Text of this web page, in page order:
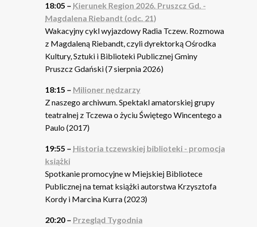
18:05 – Kierunek Region 2026. Pruszcz Gd. -
Magdalena Riebandt (odc. 21)
Wakacyjny cykl wyjazdowy Radia Tczew. Rozmowa
z Magdaleną Riebandt, czyli dyrektorką Ośrodka
Kultury, Sztuki i Biblioteki Publicznej Gminy
Pruszcz Gdański (7 sierpnia 2026)
18:15 – Milioner nędzarzy
Z naszego archiwum. Spektakl amatorskiej grupy
teatralnej z Tczewa o życiu Świętego Wincentego a
Paulo (2017)
19:55 – Historia tczewskiej biblioteki - promocja
książki
Spotkanie promocyjne w Miejskiej Bibliotece
Publicznej na temat książki autorstwa Krzysztofa
Kordy i Marcina Kurra (2023)
20:20 – Przegląd Tygodnia